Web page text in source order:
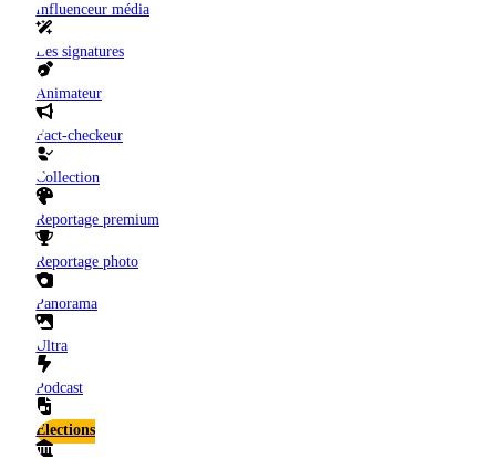
Influenceur média
Les signatures
Animateur
Fact-checkeur
Collection
Reportage premium
Reportage photo
Panorama
Ultra
Podcast
Elections